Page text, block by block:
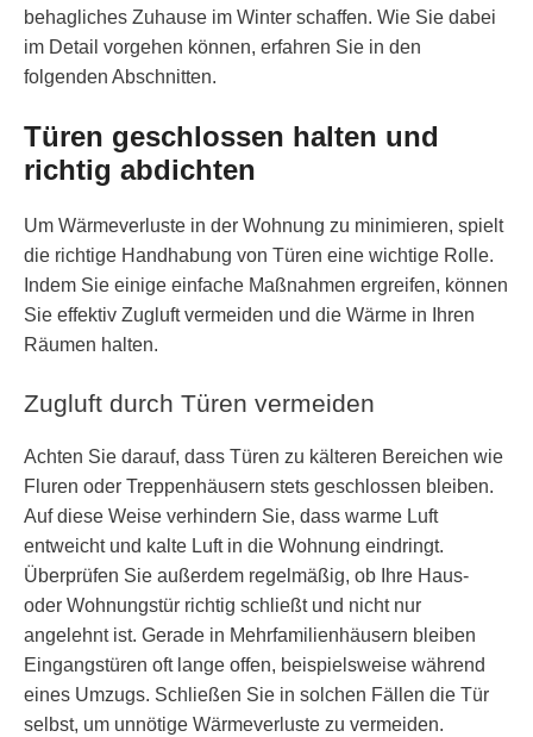
behagliches Zuhause im Winter schaffen. Wie Sie dabei
im Detail vorgehen können, erfahren Sie in den
folgenden Abschnitten.
Türen geschlossen halten und
richtig abdichten
Um Wärmeverluste in der Wohnung zu minimieren, spielt
die richtige Handhabung von Türen eine wichtige Rolle.
Indem Sie einige einfache Maßnahmen ergreifen, können
Sie effektiv Zugluft vermeiden und die Wärme in Ihren
Räumen halten.
Zugluft durch Türen vermeiden
Achten Sie darauf, dass Türen zu kälteren Bereichen wie
Fluren oder Treppenhäusern stets geschlossen bleiben.
Auf diese Weise verhindern Sie, dass warme Luft
entweicht und kalte Luft in die Wohnung eindringt.
Überprüfen Sie außerdem regelmäßig, ob Ihre Haus-
oder Wohnungstür richtig schließt und nicht nur
angelehnt ist. Gerade in Mehrfamilienhäusern bleiben
Eingangstüren oft lange offen, beispielsweise während
eines Umzugs. Schließen Sie in solchen Fällen die Tür
selbst, um unnötige Wärmeverluste zu vermeiden.